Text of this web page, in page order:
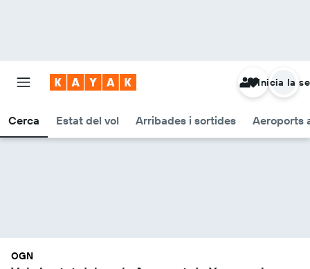
Cerca Estat del vol Arribades i sortides Aeroports
Inicia la
OGN